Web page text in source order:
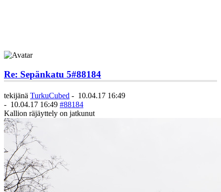
Re: Sepänkatu 5#88184
tekijänä TurkuCubed - 10.04.17 16:49
- 10.04.17 16:49 #88184
Kallion räjäyttely on jatkunut